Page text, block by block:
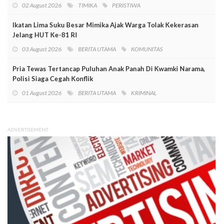
02 August 2026 TIMIKA PERISTIWA
Ikatan Lima Suku Besar Mimika Ajak Warga Tolak Kekerasan
Jelang HUT Ke-81 RI
03 August 2026 BERITA UTAMA KOMUNITAS
Pria Tewas Tertancap Puluhan Anak Panah Di Kwamki Narama,
Polisi Siaga Cegah Konflik
01 August 2026 BERITA UTAMA KRIMINAL
ADVERTISEMENT